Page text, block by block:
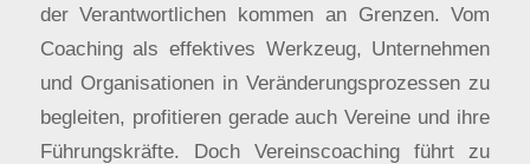
der Verantwortlichen kommen an Grenzen. Vom
Coaching als effek­tives Werkzeug, Unternehmen
und Organisationen in Veränderungsprozessen zu
begleiten, profitieren gerade auch Vereine und ihre
Führungskräfte. Doch Vereinscoaching führt zu